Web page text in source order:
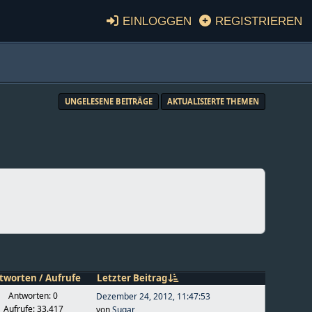
Einloggen Registrieren
UNGELESENE BEITRÄGE AKTUALISIERTE THEMEN
/Aufrufe Letzter Beitrag
Antworten: 0
Aufrufe: 33.417
Dezember 24, 2012, 11:47:53
vonSugar